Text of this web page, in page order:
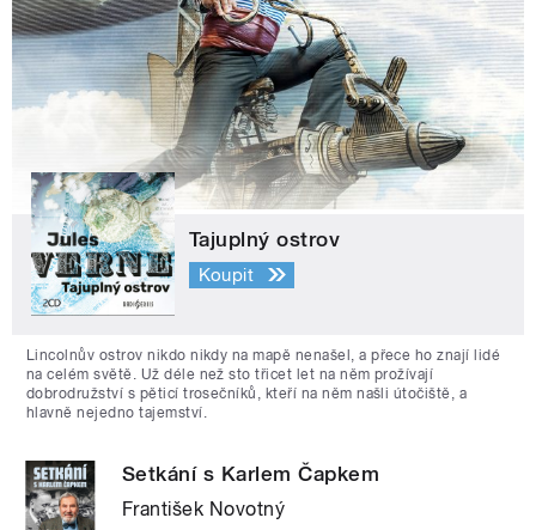
Tajuplný ostrov
Koupit
Lincolnův ostrov nikdo nikdy na mapě nenašel, a přece ho znají lidé
na celém světě. Už déle než sto třicet let na něm prožívají
dobrodružství s pěticí trosečníků, kteří na něm našli útočiště, a
hlavně nejedno tajemství.
Setkání s Karlem Čapkem
František Novotný